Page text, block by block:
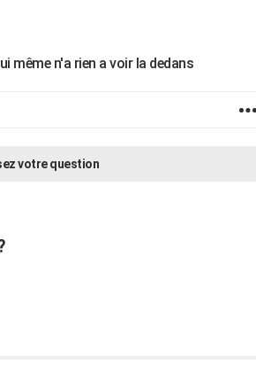
même n'a rien a voir la dedans
votre question